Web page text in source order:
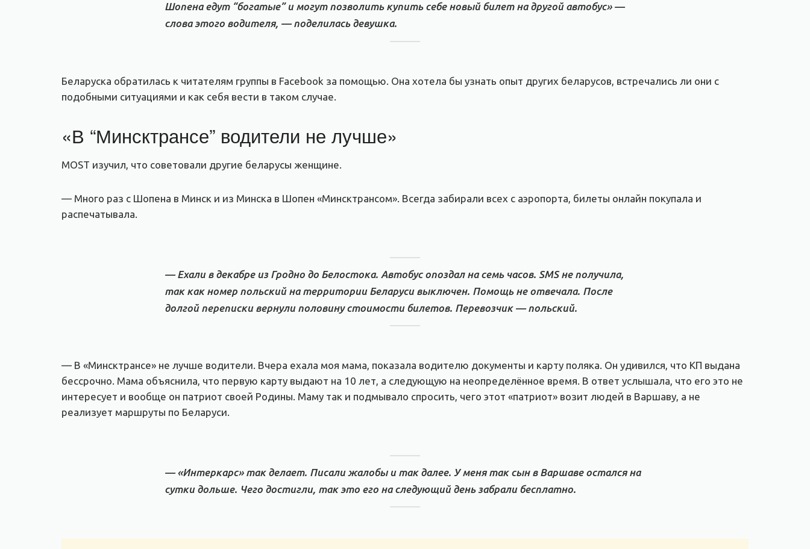
Шопена едут “богатые” и могут позволить купить себе новый билет на другой автобус» —
cлова этого водителя, — поделилась девушка.
Беларуска обратилась к читателям группы в Facebook за помощью. Она хотела бы узнать опыт других беларусов, встречались ли они с
подобными ситуациями и как себя вести в таком случае.
«В “Минсктрансе” водители не лучше»
МOST изучил, что советовали другие беларусы женщине.
— Много раз с Шопена в Минск и из Минска в Шопен «Минсктрансом». Всегда забирали всех с аэропорта, билеты онлайн покупала и
распечатывала.
— Ехали в декабре из Гродно до Белостока. Автобус опоздал на семь часов. SMS не получила,
так как номер польский на территории Беларуси выключен. Помощь не отвечала. После
долгой переписки вернули половину стоимости билетов. Перевозчик — польский.
— В «Минсктрансе» не лучше водители. Вчера ехала моя мама, показала водителю документы и карту поляка. Он удивился, что КП выдана
бессрочно. Мама объяснила, что первую карту выдают на 10 лет, а следующую на неопределённое время. В ответ услышала, что его это не
интересует и вообще он патриот своей Родины. Маму так и подмывало спросить, чего этот «патриот» возит людей в Варшаву, а не
реализует маршруты по Беларуси.
— «Интеркарс» так делает. Писали жалобы и так далее. У меня так сын в Варшаве остался на
сутки дольше. Чего достигли, так это его на следующий день забрали бесплатно.